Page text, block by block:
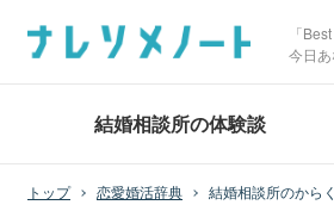
「
今日
結婚相談所の体験談
恋愛婚活辞典 結婚相談所のから